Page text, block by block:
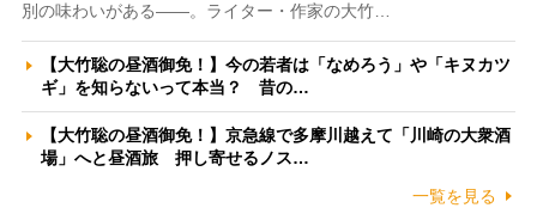
別の味わいがある――。ライター・作家の大竹…
【大竹聡の昼酒御免！】今の若者は「なめろう」や「キヌカツ
ギ」を知らないって本当？ 昔の…
【大竹聡の昼酒御免！】京急線で多摩川越えて「川崎の大衆酒
場」へと昼酒旅 押し寄せるノス…
一覧を見る